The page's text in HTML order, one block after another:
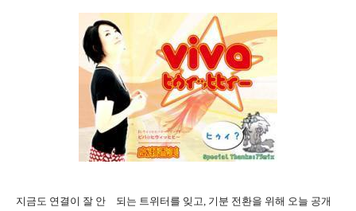
지금도 연결이 잘 안 되는 트위터를 잊고, 기분 전환을 위해 오늘 공개